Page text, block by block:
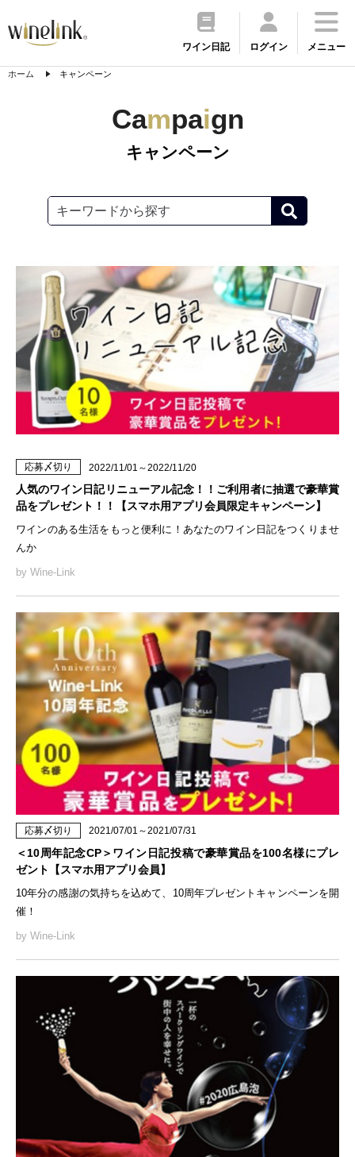
ワイン日記 ログイン メニュー
ホーム キャンペーン
Campaign
キャンペーン
応募〆切り 2022/11/01～2022/11/20
人気のワイン日記リニューアル記念！！ご利用者に抽選で豪華賞
品をプレゼント！！【スマホ用アプリ会員限定キャンペーン】
ワインのある生活をもっと便利に！あなたのワイン日記をつくりませ
んか
by Wine-Link
応募〆切り 2021/07/01～2021/07/31
＜10周年記念CP＞ワイン日記投稿で豪華賞品を100名様にプレ
ゼント【スマホ用アプリ会員】
10年分の感謝の気持ちを込めて、10周年プレゼントキャンペーンを開
催！
by Wine-Link